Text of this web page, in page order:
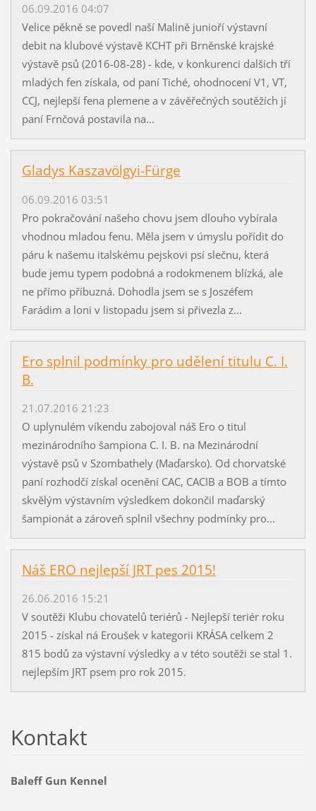
06.09.2016 04:07
Velice pěkně se povedl naší Malině junioří výstavní
debit na klubové výstavě KCHT při Brněnské krajské
výstavě psů (2016-08-28) - kde, v konkurenci dalších tří
mladých fen získala, od paní Tiché, ohodnocení V1, VT,
CCJ, nejlepší fena plemene a v závěřečných soutěžích jí
paní Frnčová postavila na...
Gladys Kaszavölgyi-Fürge
06.09.2016 03:51
Pro pokračování našeho chovu jsem dlouho vybírala
vhodnou mladou fenu. Měla jsem v úmyslu pořídit do
páru k našemu italskému pejskovi psí slečnu, která
bude jemu typem podobná a rodokmenem blízká, ale
ne přímo příbuzná. Dohodla jsem se s Joszéfem
Farádim a loni v listopadu jsem si přivezla z...
Ero splnil podmínky pro udělení titulu C. I.
B.
21.07.2016 21:23
O uplynulém víkendu zabojoval náš Ero o titul
mezinárodního šampiona C. I. B. na Mezinárodní
výstavě psů v Szombathely (Maďarsko). Od chorvatské
paní rozhodčí získal ocenění CAC, CACIB a BOB a tímto
skvělým výstavním výsledkem dokončil maďarský
šampionát a zároveň splnil všechny podmínky pro...
Náš ERO nejlepší JRT pes 2015!
26.06.2016 15:21
V soutěži Klubu chovatelů teriérů - Nejlepší teriér roku
2015 - získal ná Eroušek v kategorii KRÁSA celkem 2
815 bodů za výstavní výsledky a v této soutěži se stal 1.
nejlepším JRT psem pro rok 2015.
Kontakt
Baleff Gun Kennel